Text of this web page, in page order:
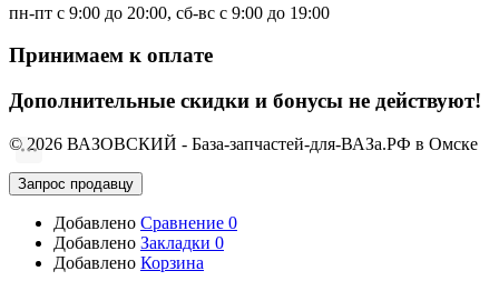
пн-пт с 9:00 до 20:00, сб-вс с 9:00 до 19:00
Принимаем к оплате
Дополнительные скидки и бонусы не действуют!
© 2026 ВАЗОВСКИЙ - База-запчастей-для-ВАЗа.РФ в Омске
Запрос продавцу
Добавлено Сравнение 0
Добавлено Закладки 0
Добавлено Корзина